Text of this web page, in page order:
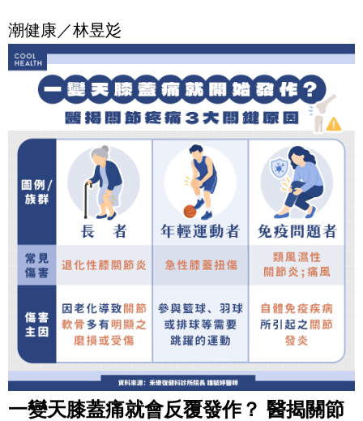
潮健康／林昱彣
一變天膝蓋痛就會反覆發作？ 醫揭關節